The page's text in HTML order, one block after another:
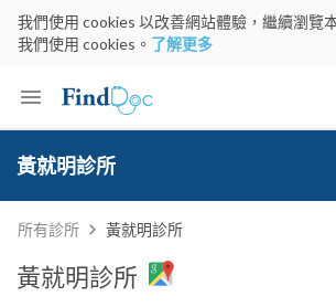
我們使用 cookies 以改善網站體驗，繼續瀏覽
我們使用 cookies。 了解更多
Keyword
黃就明診所
所有診所 黃就明診所
黃就明診所